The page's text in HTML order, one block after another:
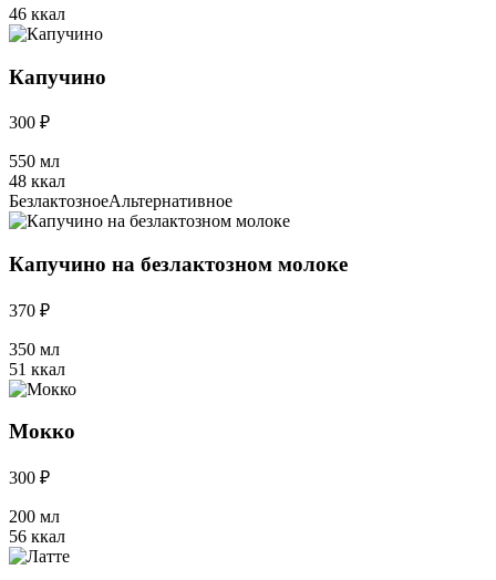
46 ккал
Капучино
300 ₽
550 мл
48 ккал
БезлактозноеАльтернативное
Капучино на безлактозном молоке
370 ₽
350 мл
51 ккал
Мокко
300 ₽
200 мл
56 ккал